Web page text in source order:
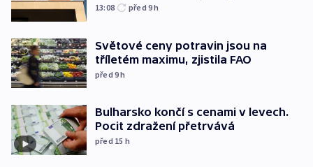
13:08 před 9h
Světové ceny potravin jsou na
tříletém maximu, zjistila FAO
před 9h
Bulharsko končí s cenami v levech.
Pocit zdražení přetrvává
před 15 h